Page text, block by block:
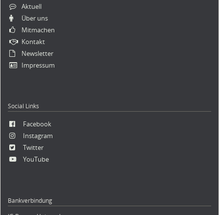
Aktuell
Über uns
Mitmachen
Kontakt
Newsletter
Impressum
Social Links
Facebook
Instagram
Twitter
YouTube
Bankverbindung